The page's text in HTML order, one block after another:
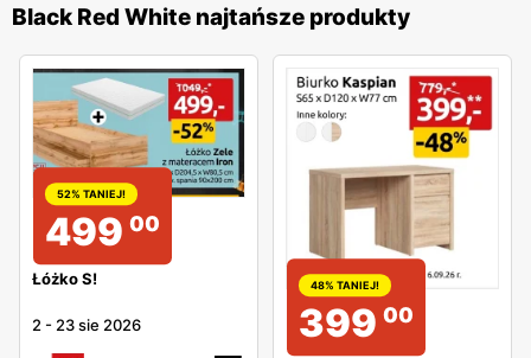
Black Red White najtańsze produkty
52% TANIEJ!
499 00
Łóżko S!
2 - 23 sie 2026
48% TANIEJ!
399 00